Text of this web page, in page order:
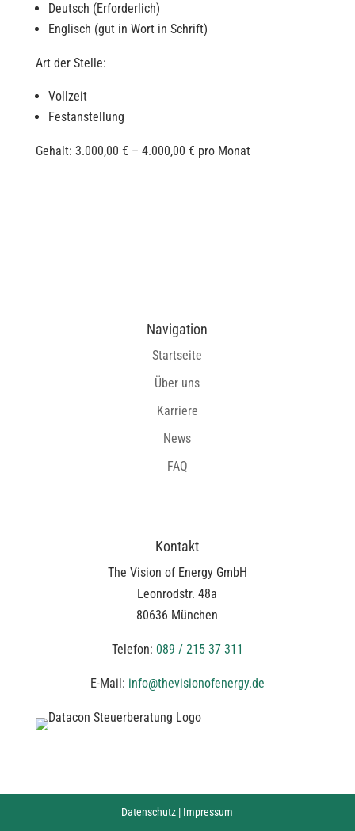
Deutsch (Erforderlich)
Englisch (gut in Wort in Schrift)
Art der Stelle:
Vollzeit
Festanstellung
Gehalt: 3.000,00 € – 4.000,00 € pro Monat
Navigation
Startseite
Über uns
Karriere
News
FAQ
Kontakt
The Vision of Energy GmbH
Leonrodstr. 48a
80636 München
Telefon: 089 / 215 37 311
E-Mail: info@thevisionofenergy.de
Datenschutz | Impressum